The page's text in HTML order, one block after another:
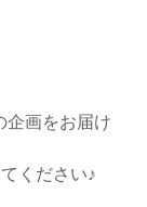
企画をお届け
ください♪